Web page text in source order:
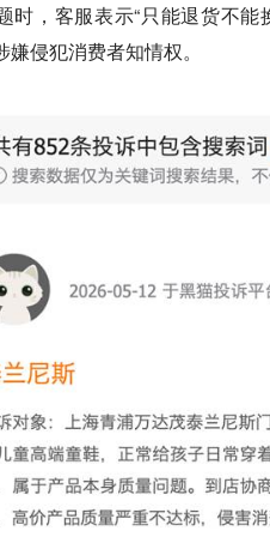
时，客服表示“只能退货不
侵犯消费者知情权。